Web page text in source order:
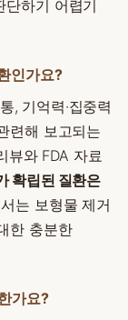
하기 어렵기
인가요?
, 기억력·집중력
련해 보고되는
뷰와 FDA 자료
확립된 질환은
는 보형물 제거
한 충분한
가요?